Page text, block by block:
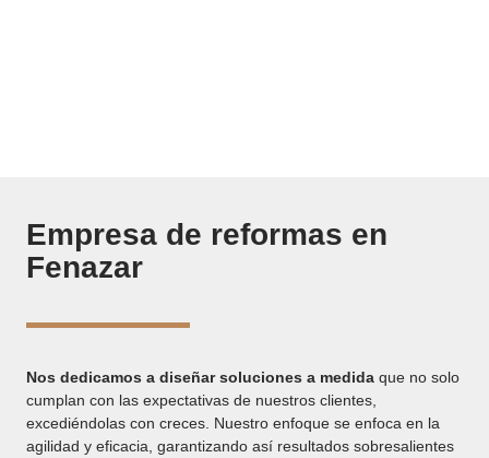
Empresa de reformas en
Fenazar
Nos dedicamos a diseñar soluciones a medida que no solo
cumplan con las expectativas de nuestros clientes,
excediéndolas con creces. Nuestro enfoque se enfoca en la
agilidad y eficacia, garantizando así resultados sobresalientes